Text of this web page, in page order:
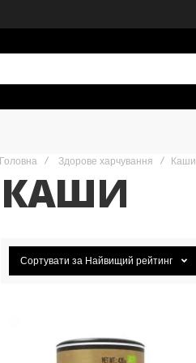
Головна Здорове харчування Каши
КАШИ
Сортувати за Найвищий рейтинг